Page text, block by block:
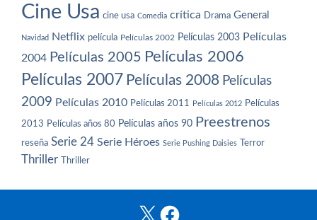
Cine Usa cine usa Comedia crítica Drama General
Navidad Netflix película Películas 2002 Películas 2003 Películas
2004 Películas 2005 Películas 2006
Películas 2007 Películas 2008 Películas
2009 Películas 2010 Películas 2011 Películas 2012 Películas
2013 Películas años 80 Películas años 90 Preestrenos
reseña Serie 24 Serie Héroes Serie Pushing Daisies Terror
Thriller Thriller
X Facebook